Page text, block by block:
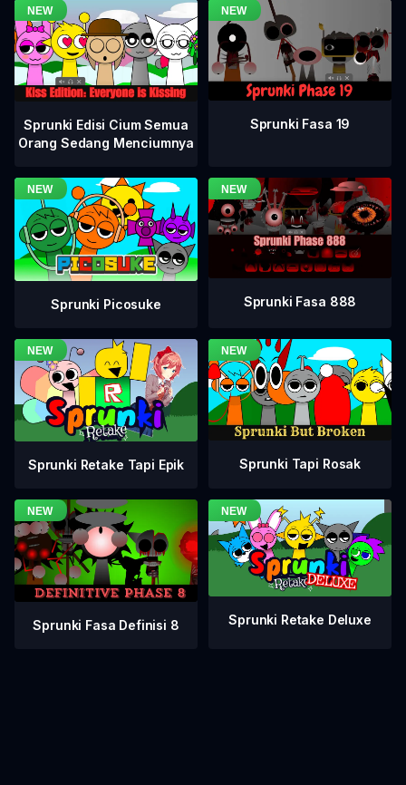
Sprunki Edisi Cium Semua
Orang Sedang Menciumnya
Sprunki Fasa 19
Sprunki Picosuke Sprunki Fasa 888
Sprunki Retake Tapi Epik Sprunki Tapi Rosak
Sprunki Fasa Definisi 8 Sprunki Retake Deluxe